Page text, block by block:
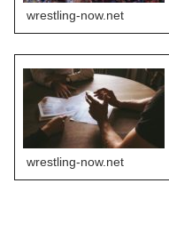
wrestling-now.net
wrestling-now.net